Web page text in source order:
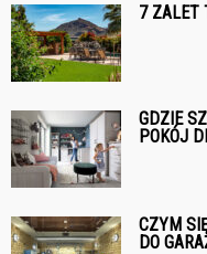
7 ZALET
GDZIE
POKÓJ
CZYM
DO